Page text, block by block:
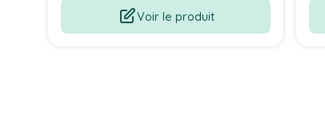
Voir le produit